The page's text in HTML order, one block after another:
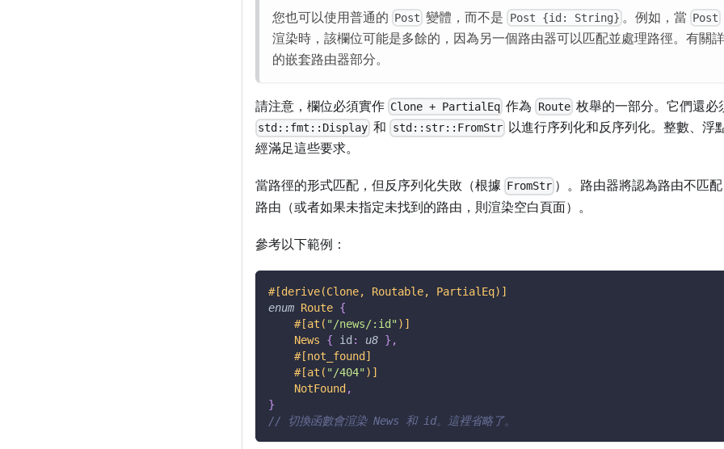
您也可以使用普通的 Post 變體，而不是 Post {id: String} 。例如，當 Post
渲染時，該欄位可能是多餘的，因為另一個路由器可以匹配並處理路徑。有關
的嵌套路由器部分。
請注意，欄位必須實作 Clone + PartialEq 作為 Route枚舉的一部分。它們還必
std::fmt::Display 和 std::str::FromStr以進行序列化和反序列化。整數、浮
經滿足這些要求。
當路徑的形式匹配，但反序列化失敗（根據 FromStr ）。路由器將認為路由不匹
路由（或者如果未指定未找到的路由，則渲染空白頁面）。
參考以下範例：
#[derive(Clone, Routable, PartialEq)]
enum Route {
#[at( "/news/:id" )]
News
{ id : u8 } ,
#[not_found]
#[at( "/404" )]
NotFound ,
}
// 切換函數會渲染 News 和 id。這裡省略了。